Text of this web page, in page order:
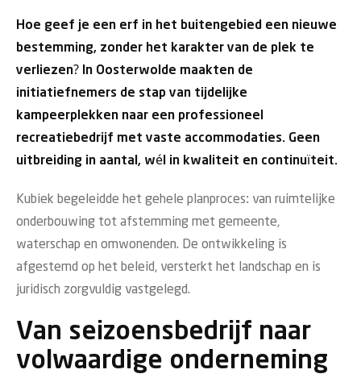
Hoe geef je een erf in het buitengebied een nieuwe
bestemming, zonder het karakter van de plek te
verliezen? In Oosterwolde maakten de
initiatiefnemers de stap van tijdelijke
kampeerplekken naar een professioneel
recreatiebedrijf met vaste accommodaties. Geen
uitbreiding in aantal, wél in kwaliteit en continuïteit.
Kubiek begeleidde het gehele planproces: van ruimtelijke
onderbouwing tot afstemming met gemeente,
waterschap en omwonenden. De ontwikkeling is
afgestemd op het beleid, versterkt het landschap en is
juridisch zorgvuldig vastgelegd.
Van seizoensbedrijf naar
volwaardige onderneming